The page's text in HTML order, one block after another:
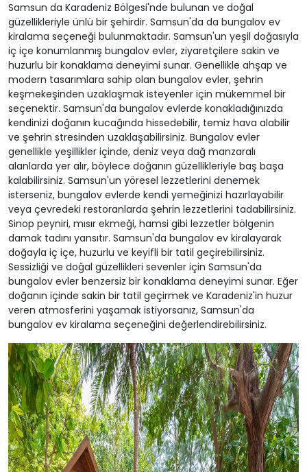
Samsun da Karadeniz Bölgesi'nde bulunan ve doğal
güzellikleriyle ünlü bir şehirdir. Samsun'da da bungalov ev
kiralama seçeneği bulunmaktadır. Samsun'un yeşil doğasıyla
iç içe konumlanmış bungalov evler, ziyaretçilere sakin ve
huzurlu bir konaklama deneyimi sunar. Genellikle ahşap ve
modern tasarımlara sahip olan bungalov evler, şehrin
keşmekeşinden uzaklaşmak isteyenler için mükemmel bir
seçenektir. Samsun'da bungalov evlerde konakladığınızda
kendinizi doğanın kucağında hissedebilir, temiz hava alabilir
ve şehrin stresinden uzaklaşabilirsiniz. Bungalov evler
genellikle yeşillikler içinde, deniz veya dağ manzaralı
alanlarda yer alır, böylece doğanın güzellikleriyle baş başa
kalabilirsiniz. Samsun'un yöresel lezzetlerini denemek
isterseniz, bungalov evlerde kendi yemeğinizi hazırlayabilir
veya çevredeki restoranlarda şehrin lezzetlerini tadabilirsiniz.
Sinop peyniri, mısır ekmeği, hamsi gibi lezzetler bölgenin
damak tadını yansıtır. Samsun'da bungalov ev kiralayarak
doğayla iç içe, huzurlu ve keyifli bir tatil geçirebilirsiniz.
Sessizliği ve doğal güzellikleri sevenler için Samsun'da
bungalov evler benzersiz bir konaklama deneyimi sunar. Eğer
doğanın içinde sakin bir tatil geçirmek ve Karadeniz'in huzur
veren atmosferini yaşamak istiyorsanız, Samsun'da
bungalov ev kiralama seçeneğini değerlendirebilirsiniz.